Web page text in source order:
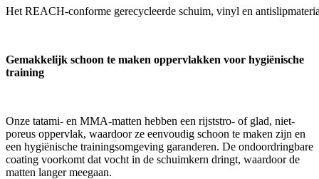
Het REACH-conforme gerecycleerde schuim, vinyl en
Gemakkelijk schoon te maken oppervlakken voor hygiënische
training
Onze tatami- en MMA-matten hebben een rijststro- of glad, niet-
poreus oppervlak, waardoor ze eenvoudig schoon te maken zijn en
een hygiënische trainingsomgeving garanderen. De ondoordringbare
coating voorkomt dat vocht in de schuimkern dringt, waardoor de
matten langer meegaan.